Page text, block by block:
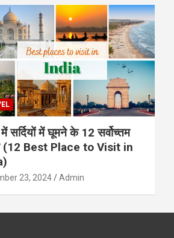
सर्दियों में घूमने के 12 सर्वोच्तम
(12 Best Place to Visit in
23, 2024 Admin